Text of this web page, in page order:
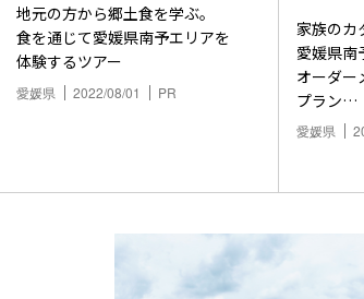
地元の方から郷土食を学ぶ。
食を通じて愛媛県南予エリアを
体験するツアー
愛媛県 2022/08/01 PR
家族のカ
愛媛県南
オーダー
プラン
始まる
愛媛県